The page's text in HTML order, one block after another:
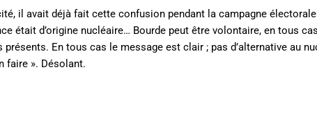
il avait déjà fait cette confusion pendant la campagne
était d’origine nucléaire… Bourde peut être volontaire, en tous cas
En tous cas le message est clair ; pas d’alternative au
faire ». Désolant.